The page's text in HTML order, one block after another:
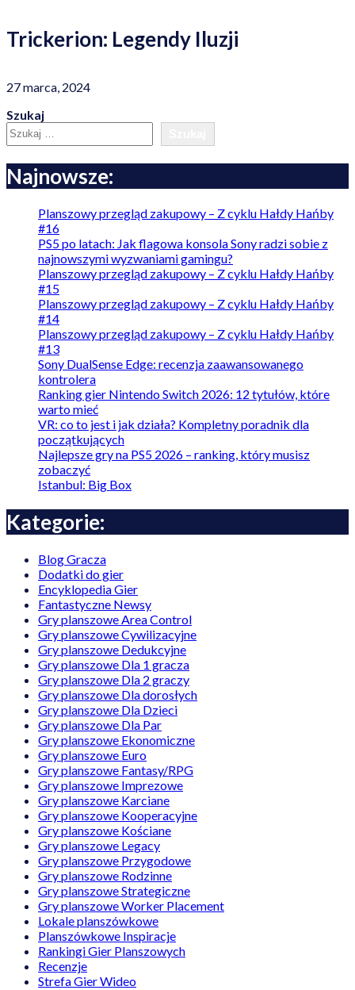
Trickerion: Legendy Iluzji
27 marca, 2024
Szukaj
Najnowsze:
Planszowy przegląd zakupowy – Z cyklu Hałdy Hańby
#16
PS5 po latach: Jak flagowa konsola Sony radzi sobie z
najnowszymi wyzwaniami gamingu?
Planszowy przegląd zakupowy – Z cyklu Hałdy Hańby
#15
Planszowy przegląd zakupowy – Z cyklu Hałdy Hańby
#14
Planszowy przegląd zakupowy – Z cyklu Hałdy Hańby
#13
Sony DualSense Edge: recenzja zaawansowanego
kontrolera
Ranking gier Nintendo Switch 2026: 12 tytułów, które
warto mieć
VR: co to jest i jak działa? Kompletny poradnik dla
początkujących
Najlepsze gry na PS5 2026 – ranking, który musisz
zobaczyć
Istanbul: Big Box
Kategorie:
Blog Gracza
Dodatki do gier
Encyklopedia Gier
Fantastyczne Newsy
Gry planszowe Area Control
Gry planszowe Cywilizacyjne
Gry planszowe Dedukcyjne
Gry planszowe Dla 1 gracza
Gry planszowe Dla 2 graczy
Gry planszowe Dla dorosłych
Gry planszowe Dla Dzieci
Gry planszowe Dla Par
Gry planszowe Ekonomiczne
Gry planszowe Euro
Gry planszowe Fantasy/RPG
Gry planszowe Imprezowe
Gry planszowe Karciane
Gry planszowe Kooperacyjne
Gry planszowe Kościane
Gry planszowe Legacy
Gry planszowe Przygodowe
Gry planszowe Rodzinne
Gry planszowe Strategiczne
Gry planszowe Worker Placement
Lokale planszówkowe
Planszówkowe Inspiracje
Rankingi Gier Planszowych
Recenzje
Strefa Gier Wideo